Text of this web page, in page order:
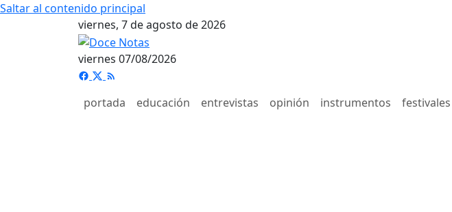
Saltar al contenido principal
viernes, 7 de agosto de 2026
viernes 07/08/2026
portada educación entrevistas opinión instrumentos festivales